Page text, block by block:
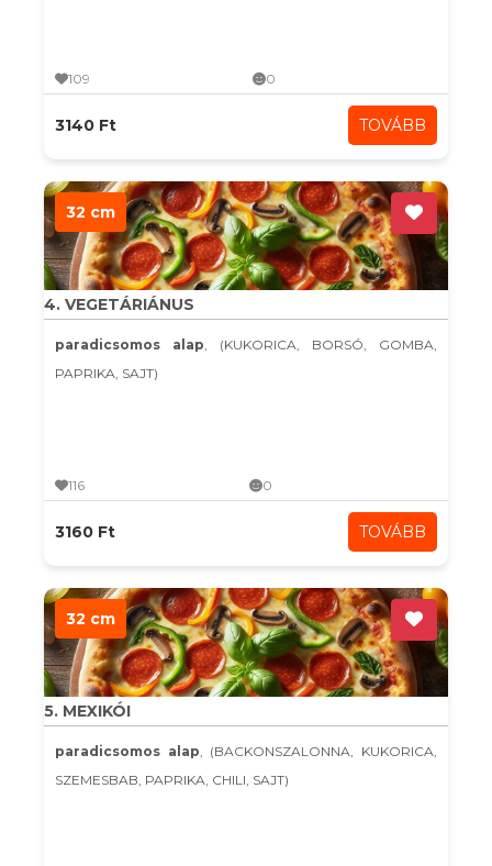
109 0
3140 Ft TOVÁBB
32 cm
4. VEGETÁRIÁNUS
paradicsomos alap, (KUKORICA, BORSÓ, GOMBA,
PAPRIKA, SAJT)
116 0
3160 Ft TOVÁBB
32 cm
5. MEXIKÓI
paradicsomos alap, (BACKONSZALONNA, KUKORICA,
SZEMESBAB, PAPRIKA, CHILI, SAJT)